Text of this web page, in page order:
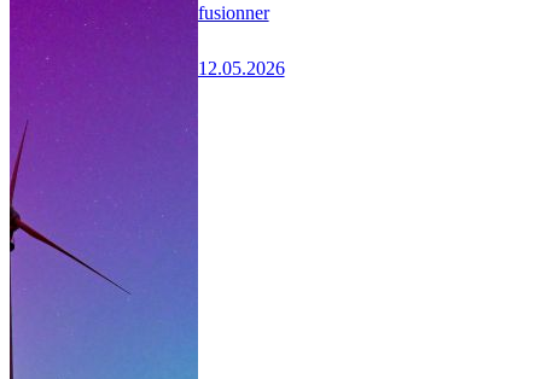
fusionner
12.05.2026